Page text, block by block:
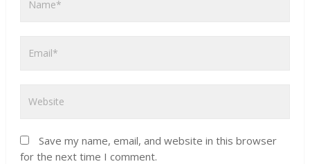
Save my name, email, and website in this browser
for the next time I comment.